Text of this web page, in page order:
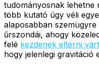
tudományosnak lehetne
több kutató úgy véli
alaposabban
űrszondái, ahogy
felé kezdenek eltérni
hogy jelenlegi gravitáció